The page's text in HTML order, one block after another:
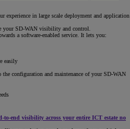
experience in large scale deployment and application
your SD-WAN visibility and control.
a software-enabled service. It lets you:
easily
the configuration and maintenance of your SD-WAN
to-end visibility across your entire ICT estate no